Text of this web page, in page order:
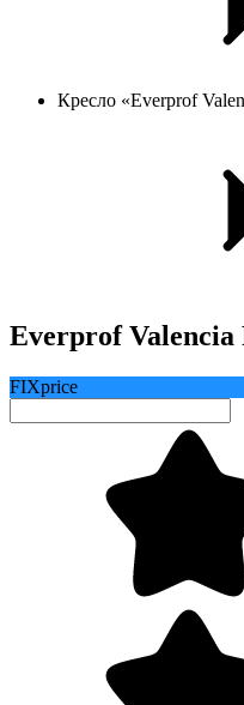
Кресло «Everprof
Everprof Valencia
FIXprice